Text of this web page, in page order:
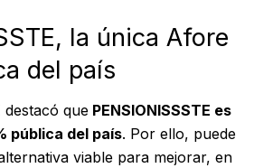
la única Afore
del país
destacó que PENSIONISSSTE es
pública del país. Por ello, puede
viable para mejorar, en